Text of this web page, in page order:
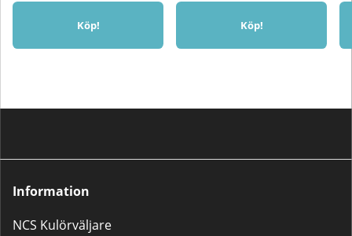
Köp! Köp!
Information
NCS Kulörväljare